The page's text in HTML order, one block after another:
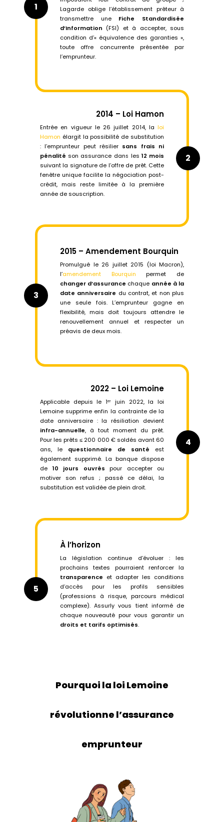
1
Lagarde oblige l’établissement prêteur à
transmettre une Fiche Standardisée
d’Information (FSI) et à accepter, sous
condition d’« équivalence des garanties »,
toute offre concurrente présentée par
l’emprunteur.
2
2014 – Loi Hamon
Entrée en vigueur le 26 juillet 2014, la loi
Hamon élargit la possibilité de substitution
: l’emprunteur peut résilier sans frais ni
pénalité son assurance dans les 12 mois
suivant la signature de l’offre de prêt. Cette
fenêtre unique facilite la négociation post-
crédit, mais reste limitée à la première
année de souscription.
3
2015 – Amendement Bourquin
Promulgué le 26 juillet 2015 (loi Macron),
l’amendement Bourquin permet de
changer d’assurance chaque année à la
date anniversaire du contrat, et non plus
une seule fois. L’emprunteur gagne en
flexibilité, mais doit toujours attendre le
renouvellement annuel et respecter un
préavis de deux mois.
4
2022 – Loi Lemoine
Applicable depuis le 1ᵉʳ juin 2022, la loi
Lemoine supprime enfin la contrainte de la
date anniversaire : la résiliation devient
infra-annuelle, à tout moment du prêt.
Pour les prêts ≤ 200 000 € soldés avant 60
ans, le questionnaire de santé est
également supprimé. La banque dispose
de 10 jours ouvrés pour accepter ou
motiver son refus ; passé ce délai, la
substitution est validée de plein droit.
5
À l’horizon
La législation continue d’évoluer : les
prochains textes pourraient renforcer la
transparence et adapter les conditions
d’accès pour les profils sensibles
(professions à risque, parcours médical
complexe). Assurly vous tient informé de
chaque nouveauté pour vous garantir un
droits et tarifs optimisés.
Pourquoi la loi Lemoine
révolutionne l’assurance
emprunteur